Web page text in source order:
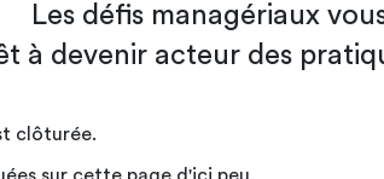
Les défis managériaux
à devenir acteur des
clôturée.